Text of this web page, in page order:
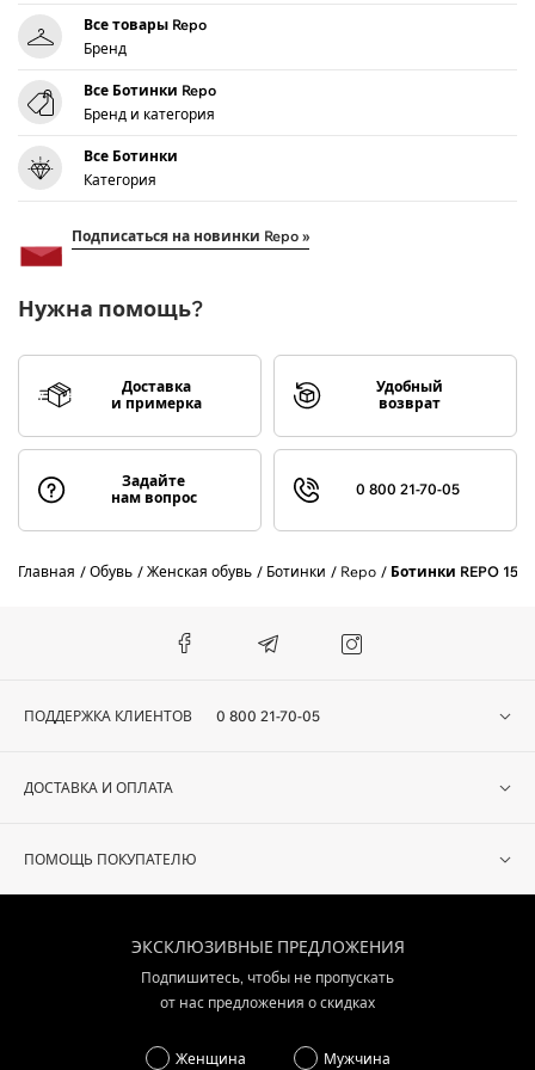
Все товары Repo
Бренд
Все Ботинки Repo
Бренд и категория
Все Ботинки
Категория
Подписаться на новинки Repo »
Нужна помощь?
Доставка
и примерка
Удобный
возврат
Задайте
нам вопрос
0 800 21-70-05
Главная Обувь Женская обувь Ботинки Repo Ботинки REPO
ПОДДЕРЖКА КЛИЕНТОВ 0 800 21-70-05
ДОСТАВКА И ОПЛАТА
ПОМОЩЬ ПОКУПАТЕЛЮ
ЭКСКЛЮЗИВНЫЕ ПРЕДЛОЖЕНИЯ
Подпишитесь, чтобы не пропускать
от нас предложения о скидках
Женщина Мужчина